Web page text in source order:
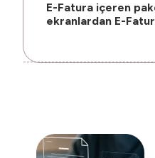
E-Fatura içeren
ekranlardan E-